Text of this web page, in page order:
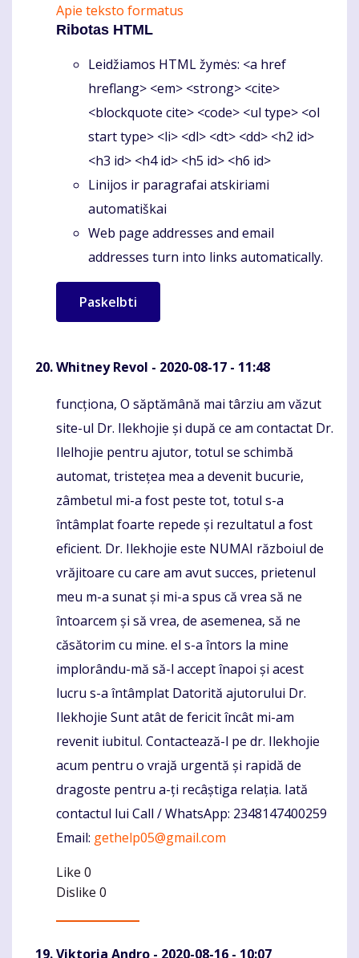
Apie teksto formatus
Ribotas HTML
Leidžiamos HTML žymės: <a href
hreflang> <em> <strong> <cite>
<blockquote cite> <code> <ul type> <ol
start type> <li> <dl> <dt> <dd> <h2 id>
<h3 id> <h4 id> <h5 id> <h6 id>
Linijos ir paragrafai atskiriami
automatiškai
Web page addresses and email
addresses turn into links automatically.
Whitney Revol - 2020-08-17 - 11:48
Komentaras
funcționa, O săptămână mai târziu am văzut
site-ul Dr. Ilekhojie și după ce am contactat Dr.
Ilelhojie pentru ajutor, totul se schimbă
automat, tristețea mea a devenit bucurie,
zâmbetul mi-a fost peste tot, totul s-a
întâmplat foarte repede și rezultatul a fost
eficient. Dr. Ilekhojie este NUMAI războiul de
vrăjitoare cu care am avut succes, prietenul
meu m-a sunat și mi-a spus că vrea să ne
întoarcem și să vrea, de asemenea, să ne
căsătorim cu mine. el s-a întors la mine
implorându-mă să-l accept înapoi și acest
lucru s-a întâmplat Datorită ajutorului Dr.
Ilekhojie Sunt atât de fericit încât mi-am
revenit iubitul. Contactează-l pe dr. Ilekhojie
acum pentru o vrajă urgentă și rapidă de
dragoste pentru a-ți recâștiga relația. Iată
contactul lui Call / WhatsApp: 2348147400259
Email: gethelp05@gmail.com
Like 0
Dislike 0
Viktoria Andro - 2020-08-16 - 10:07